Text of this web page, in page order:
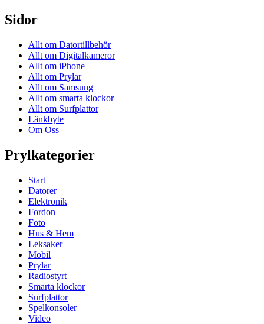
Sidor
Allt om Datortillbehör
Allt om Digitalkameror
Allt om iPhone
Allt om Prylar
Allt om Samsung
Allt om smarta klockor
Allt om Surfplattor
Länkbyte
Om Oss
Prylkategorier
Start
Datorer
Elektronik
Fordon
Foto
Hus & Hem
Leksaker
Mobil
Prylar
Radiostyrt
Smarta klockor
Surfplattor
Spelkonsoler
Video